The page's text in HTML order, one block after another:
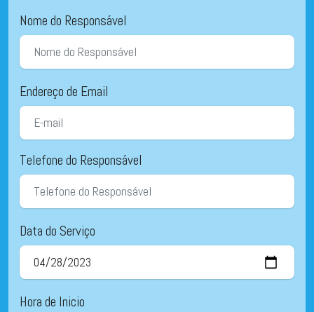
Nome do Responsável
Endereço de Email
Telefone do Responsável
Data do Serviço
Hora de Inicio